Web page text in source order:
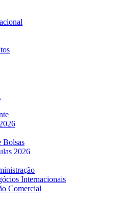
Bolsas
2026
Internacionais
Comercial